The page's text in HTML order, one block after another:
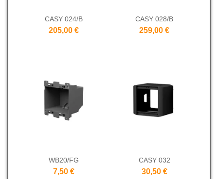
CASY 024/B
205,00 €
CASY 028/B
259,00 €
WB20/FG
7,50 €
CASY 032
30,50 €